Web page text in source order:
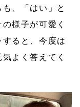
、「はい」と
様子が可愛く
ると、今度は
よく答えてく